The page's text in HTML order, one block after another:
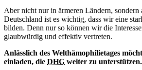
Aber nicht nur in ärmeren Ländern, sondern
Deutschland ist es wichtig, dass wir eine
bilden. Denn nur so können wir die
glaubwürdig und effektiv vertreten.
Anlässlich des Welthämophilietages
einladen, die DHG weiter zu unterstützen.